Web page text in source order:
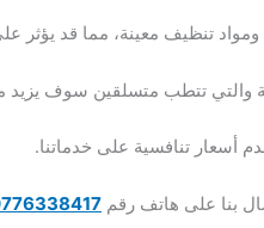
تنظيف معينة، مما قد يؤثر
والتي تتطب متسلقين سوف يزيد
أسعار تنافسية على خدماتنا.
بنا على هاتف رقم